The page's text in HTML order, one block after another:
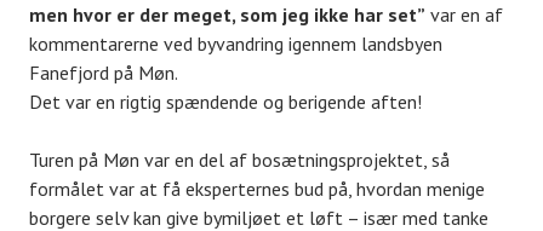
men hvor er der meget, som jeg ikke har set” var en af
kommentarerne ved byvandring igennem landsbyen
Fanefjord på Møn.
Det var en rigtig spændende og berigende aften!
Turen på Møn var en del af bosætningsprojektet, så
formålet var at få eksperternes bud på, hvordan menige
borgere selv kan give bymiljøet et løft – især med tanke